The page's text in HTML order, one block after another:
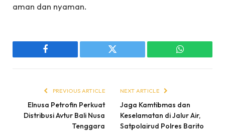
aman dan nyaman.
Facebook Twitter WhatsApp
PREVIOUS ARTICLE
Elnusa Petrofin Perkuat
Distribusi Avtur Bali Nusa
Tenggara
NEXT ARTICLE
Jaga Kamtibmas dan
Keselamatan di Jalur Air,
Satpolairud Polres Barito